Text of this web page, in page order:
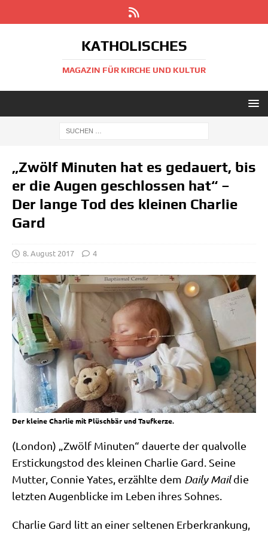
KATHOLISCHES
MAGAZIN FÜR KIRCHE UND KULTUR
„Zwölf Minuten hat es gedauert, bis
er die Augen geschlossen hat“ –
Der lange Tod des kleinen Charlie
Gard
8. August 2017 4
Der kleine Charlie mit Plüschbär und Taufkerze.
(Lon­don) „Zwölf Minu­ten“ dau­er­te der qual­vol­le
Erstickungs­tod des klei­nen Char­lie Gard. Sei­ne
Mut­ter, Con­nie Yates, erzähl­te dem Dai­ly Maildie
letz­ten Augen­blicke im Leben ihres Sohnes.
Char­lie Gard litt an einer sel­te­nen Erb­er­kran­kung,